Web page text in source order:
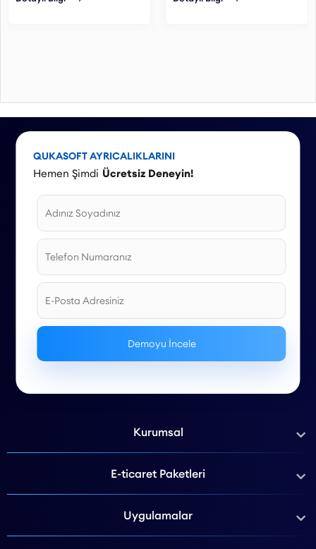
desi veya fiyat aralıklarına
QUKASOFT AYRICALIKLARINI
Hemen Şimdi Ücretsiz Deneyin!
Kurumsal
E-ticaret Paketleri
Uygulamalar